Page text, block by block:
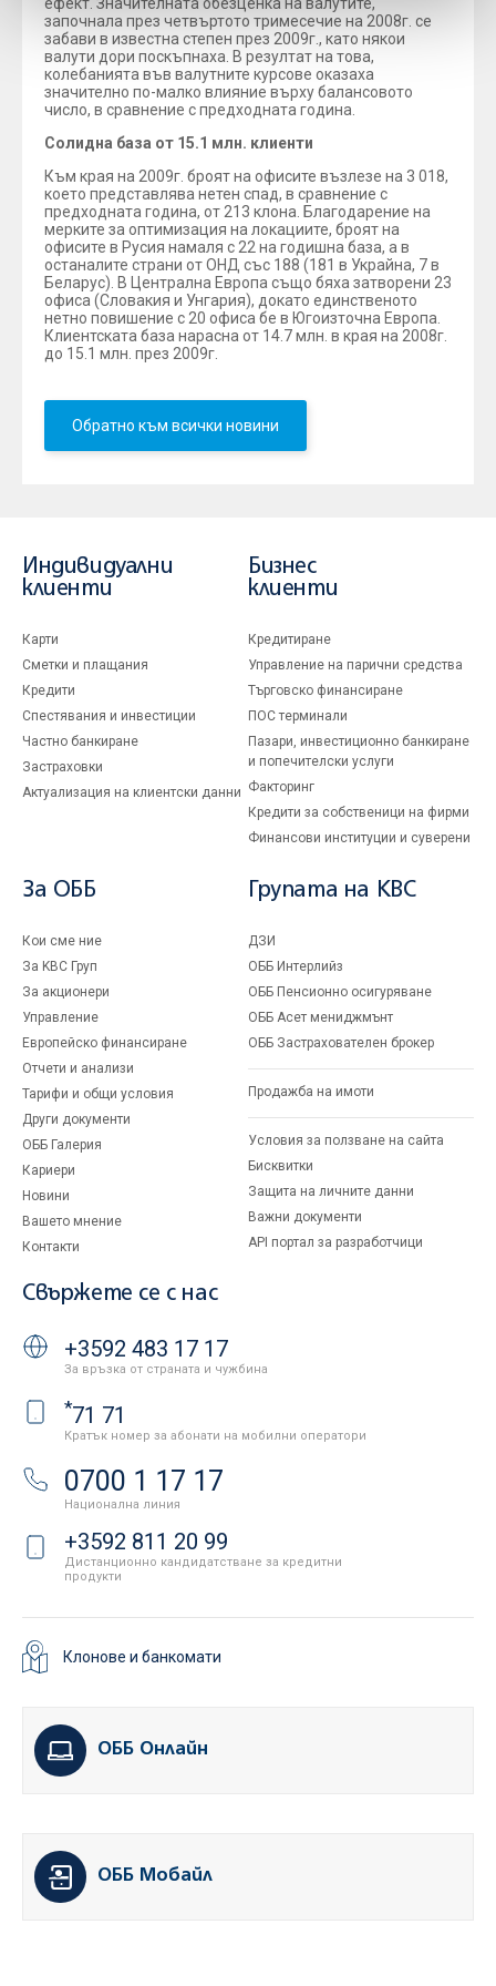
започнала през четвъртото тримесечие на 2008г. се
забави в известна степен през 2009г., като някои
валути дори поскъпнаха. В резултат на това,
колебанията във валутните курсове оказаха
значително по-малко влияние върху балансовото
число, в сравнение с предходната година.
Солидна база от 15.1 млн. клиенти
Към края на 2009г. броят на офисите възлезе на 3 018,
което представлява нетен спад, в сравнение с
предходната година, от 213 клона. Благодарение на
мерките за оптимизация на локациите, броят на
офисите в Русия намаля с 22 на годишна база, а в
останалите страни от ОНД със 188 (181 в Украйна, 7 в
Беларус). В Централна Европа също бяха затворени 23
офиса (Словакия и Унгария), докато единственото
нетно повишение с 20 офиса бе в Югоизточна Европа.
Клиентската база нарасна от 14.7 млн. в края на 2008г.
до 15.1 млн. през 2009г.
Обратно към всички новини
Индивидуални
клиенти
Карти
Сметки и плащания
Кредити
Спестявания и инвестиции
Частно банкиране
Застраховки
Актуализация на клиентски данни
Бизнес
клиенти
Кредитиране
Управление на парични средства
Търговско финансиране
ПОС терминали
Пазари, инвестиционно банкиране
и попечителски услуги
Факторинг
Кредити за собственици на фирми
Финансови институции и суверени
За ОББ
Кои сме ние
За KBC Груп
За акционери
Управление
Европейско финансиране
Отчети и анализи
Тарифи и общи условия
Други документи
ОББ Галерия
Кариери
Новини
Вашето мнение
Контакти
Групата на KBC
ДЗИ
ОББ Интерлийз
ОББ Пенсионно осигуряване
ОББ Асет мениджмънт
ОББ Застрахователен брокер
Продажба на имоти
Условия за ползване на сайта
Бисквитки
Защита на личните данни
Важни документи
API портал за разработчици
Свържете се с нас
+3592 483 17 17
За връзка от страната и чужбина
*71 71
Кратък номер за абонати на мобилни оператори
0700 1 17 17
Национална линия
+3592 811 20 99
Дистанционно кандидатстване за кредитни
продукти
Клонове и банкомати
ОББ Онлайн
ОББ Мобайл